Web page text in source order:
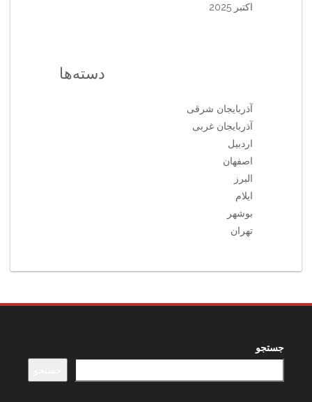
اکتبر 2025
دسته‌ها
آذربایجان شرقی
آذربایجان غربی
اردبیل
اصفهان
البرز
ایلام
بوشهر
تهران
جستجو